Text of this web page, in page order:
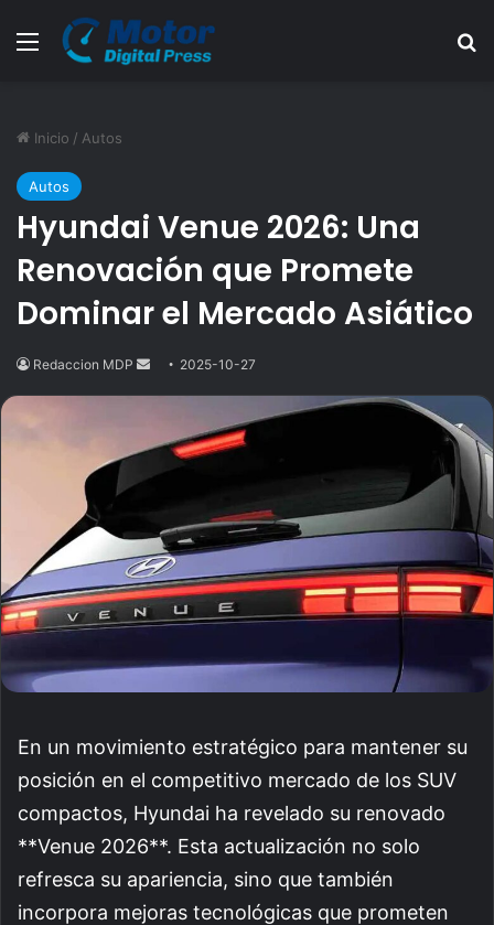
Menú
Inicio / Autos
Autos
Hyundai Venue 2026: Una
Renovación que Promete
Dominar el Mercado Asiático
Redaccion MDP
Send2025-10-27
En un movimiento estratégico para mantener su
posición en el competitivo mercado de los SUV
compactos, Hyundai ha revelado su renovado
**Venue 2026**. Esta actualización no solo
refresca su apariencia, sino que también
incorpora mejoras tecnológicas que prometen